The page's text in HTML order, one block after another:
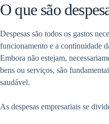
O que são
Despesas são todos os gastos
funcionamento e a continuidade
Embora não estejam,
bens ou serviços, são
saudável.
As despesas empresariais se